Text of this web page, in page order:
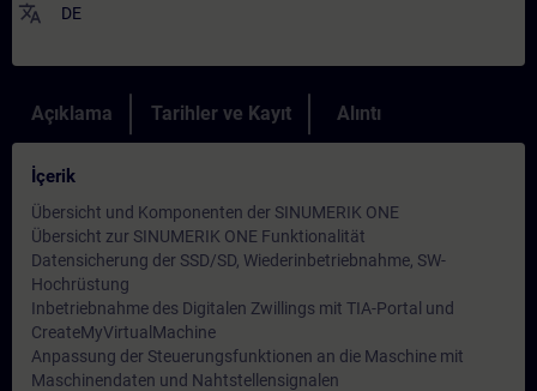
translate DE
Açıklama Tarihler ve Kayıt Alıntı
İçerik
Übersicht und Komponenten der SINUMERIK ONE
Übersicht zur SINUMERIK ONE Funktionalität
Datensicherung der SSD/SD, Wiederinbetriebnahme, SW-
Hochrüstung
Inbetriebnahme des Digitalen Zwillings mit TIA-Portal und
CreateMyVirtualMachine
Anpassung der Steuerungsfunktionen an die Maschine mit
Maschinendaten und Nahtstellensignalen